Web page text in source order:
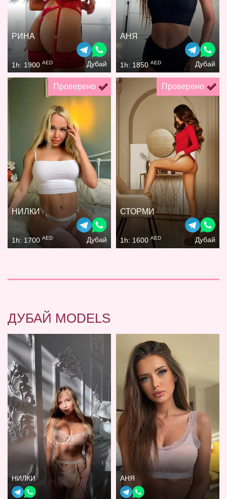
РИНА
1h: 1900 AED Дубай
АНЯ
1h: 1850AED Дубай
Проверено
НИЛКИ
1h: 1700 AED Дубай
Проверено
СТОРМИ
1h: 1600 AED Дубай
ДУБАЙ MODELS
НИЛКИ АНЯ